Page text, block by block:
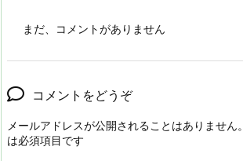
まだ、コメントがありません
コメントをどうぞ
メールアドレスが公開されることはありません。
は必須項目です